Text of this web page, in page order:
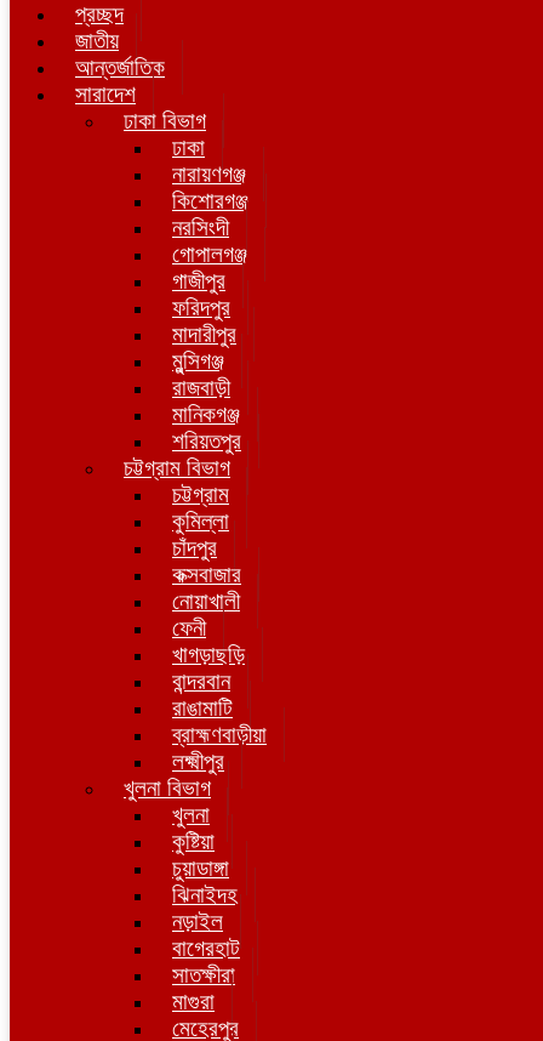
প্রচ্ছদ
জাতীয়
আন্তর্জাতিক
সারাদেশ
ঢাকা বিভাগ
ঢাকা
নারায়ণগঞ্জ
কিশোরগঞ্জ
নরসিংদী
গোপালগঞ্জ
গাজীপুর
ফরিদপুর
মাদারীপুর
মুন্সিগঞ্জ
রাজবাড়ী
মানিকগঞ্জ
শরিয়তপুর
চট্টগ্রাম বিভাগ
চট্টগ্রাম
কুমিল্লা
চাঁদপুর
কক্সবাজার
নোয়াখালী
ফেনী
খাগড়াছড়ি
বান্দরবান
রাঙামাটি
ব্রাহ্মণবাড়ীয়া
লক্ষ্মীপুর
খুলনা বিভাগ
খুলনা
কুষ্টিয়া
চুয়াডাঙ্গা
ঝিনাইদহ
নড়াইল
বাগেরহাট
সাতক্ষীরা
মাগুরা
মেহেরপুর